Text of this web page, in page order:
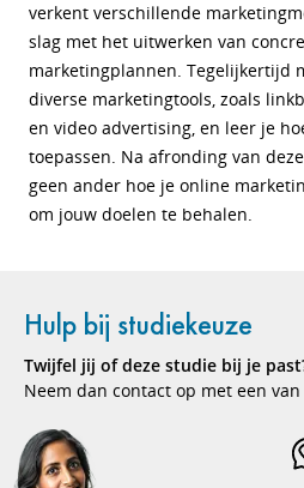
verkent verschillende
slag met het uitwerken van
marketingplannen. Tegelijkertijd
diverse marketingtools, zoals
en video advertising, en leer je
toepassen. Na afronding van
geen ander hoe je online
om jouw doelen te behalen.
Hulp bij studiekeuze
Twijfel jij of deze studie bij je
Neem dan contact op met een